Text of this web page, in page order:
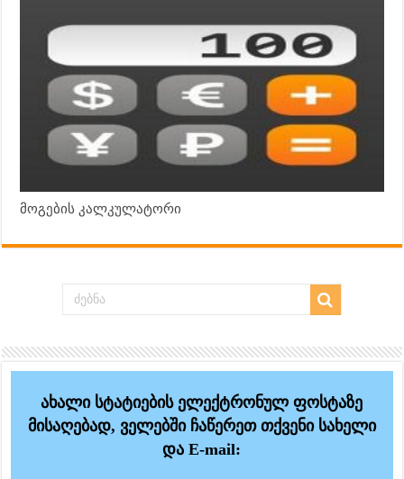
მოგების კალკულატორი
ახალი სტატიების ელექტრონულ ფოსტაზე
მისაღებად, ველებში ჩაწერეთ თქვენი სახელი
და E-mail: